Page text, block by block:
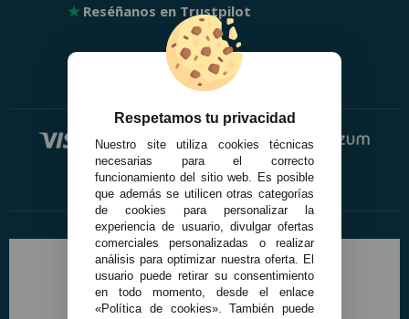
★ Reséñanos en Trustpilot
Respetamos tu privacidad
Nuestro site utiliza cookies técnicas
necesarias para el correcto
funcionamiento del sitio web. Es posible
que además se utilicen otras categorías
de cookies para personalizar la
experiencia de usuario, divulgar ofertas
comerciales personalizadas o realizar
análisis para optimizar nuestra oferta. El
usuario puede retirar su consentimiento
en todo momento, desde el enlace
«Política de cookies». También puede